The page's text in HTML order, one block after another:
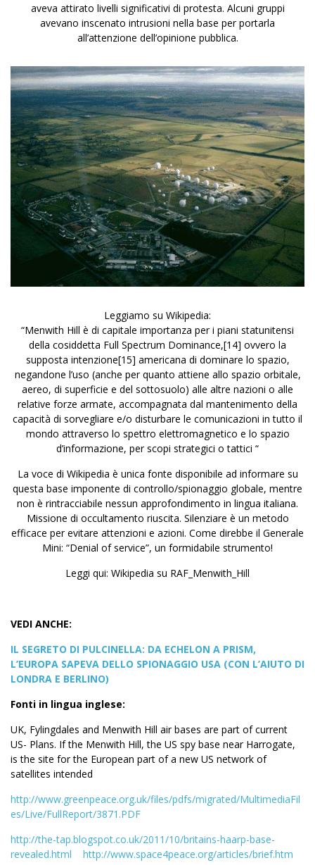
aveva attirato livelli significativi di protesta. Alcuni gruppi
avevano inscenato intrusioni nella base per portarla
all’attenzione dell’opinione pubblica.
Leggiamo su Wikipedia:
“Menwith Hill è di capitale importanza per i piani statunitensi
della cosiddetta Full Spectrum Dominance,[14] ovvero la
supposta intenzione[15] americana di dominare lo spazio,
negandone l’uso (anche per quanto attiene allo spazio orbitale,
aereo, di superficie e del sottosuolo) alle altre nazioni o alle
relative forze armate, accompagnata dal mantenimento della
capacità di sorvegliare e/o disturbare le comunicazioni in tutto il
mondo attraverso lo spettro elettromagnetico e lo spazio
d’informazione, per scopi strategici o tattici “
La voce di Wikipedia è unica fonte disponibile ad informare su
questa base imponente di controllo/spionaggio globale, mentre
non è rintracciabile nessun approfondimento in lingua italiana.
Missione di occultamento riuscita. Silenziare è un metodo
efficace per evitare attenzioni e azioni. Come direbbe il Generale
Mini: “Denial of service”, un formidabile strumento!
Leggi qui: Wikipedia su RAF_Menwith_Hill
VEDI ANCHE:
IL SEGRETO DI PULCINELLA: DA ECHELON A PRISM,
L’EUROPA SAPEVA DELLO SPIONAGGIO USA (CON L’AIUTO DI
LONDRA E BERLINO)
Fonti in lingua inglese:
UK, Fylingdales and Menwith Hill air bases are part of current
US- Plans. If the Menwith Hill, the US spy base near Harrogate,
is the site for the European part of a new US network of
satellites intended
http://www.greenpeace.org.uk/files/pdfs/migrated/MultimediaFil
es/Live/FullReport/3871.PDF
http://the-tap.blogspot.co.uk/2011/10/britains-haarp-base-
revealed.html
http://www.space4peace.org/articles/brief.htm